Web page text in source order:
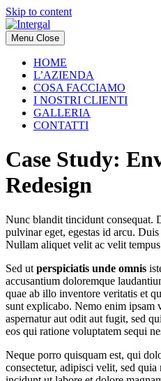
Skip to content
Menu Close
HOME
L’AZIENDA
COSA FACCIAMO
I NOSTRI CLIENTI
GALLERIA
CONTATTI
Case Study:
Redesign
Nunc blandit tincidunt consequat.
pulvinar eget, egestas id arcu.
Nullam aliquet velit ac velit
Sed ut perspiciatis unde omnis
accusantium doloremque
quae ab illo inventore veritatis et
sunt explicabo. Nemo enim ipsam
aspernatur aut odit aut fugit, sed
eos qui ratione voluptatem sequi
Neque porro quisquam est, qui
consectetur, adipisci velit, sed